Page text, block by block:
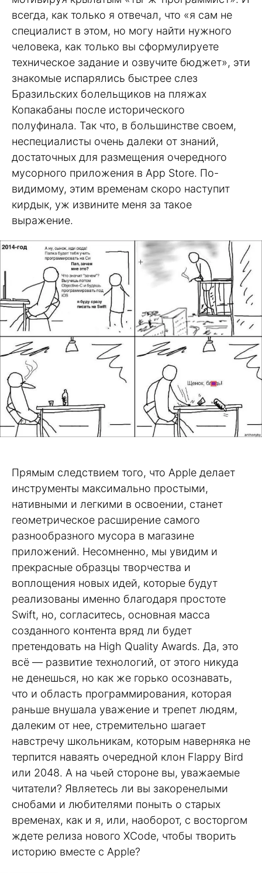
всегда, как только я отвечал, что «я сам не
специалист в этом, но могу найти нужного
человека, как только вы сформулируете
техническое задание и озвучите бюджет», эти
знакомые испарялись быстрее слез
Бразильских болельщиков на пляжах
Копакабаны после исторического
полуфинала. Так что, в большинстве своем,
неспециалисты очень далеки от знаний,
достаточных для размещения очередного
мусорного приложения в App Store. По-
видимому, этим временам скоро наступит
кирдык, уж извините меня за такое
выражение.
Прямым следствием того, что Apple делает
инструменты максимально простыми,
нативными и легкими в освоении, станет
геометрическое расширение самого
разнообразного мусора в магазине
приложений. Несомненно, мы увидим и
прекрасные образцы творчества и
воплощения новых идей, которые будут
реализованы именно благодаря простоте
Swift, но, согласитесь, основная масса
созданного контента вряд ли будет
претендовать на High Quality Awards. Да, это
всё — развитие технологий, от этого никуда
не денешься, но как же горько осознавать,
что и область программирования, которая
раньше внушала уважение и трепет людям,
далеким от нее, стремительно шагает
навстречу школьникам, которым наверняка не
терпится наваять очередной клон Flappy Bird
или 2048. А на чьей стороне вы, уважаемые
читатели? Являетесь ли вы закоренелыми
снобами и любителями поныть о старых
временах, как и я, или, наоборот, с восторгом
ждете релиза нового XCode, чтобы творить
историю вместе с Apple?